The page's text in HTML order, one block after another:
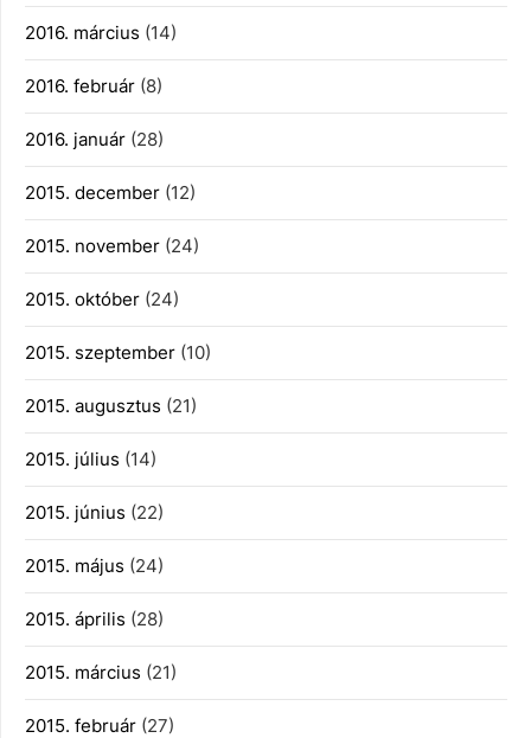
2016. március (14)
2016. február (8)
2016. január (28)
2015. december (12)
2015. november (24)
2015. október (24)
2015. szeptember (10)
2015. augusztus (21)
2015. július (14)
2015. június (22)
2015. május (24)
2015. április (28)
2015. március (21)
2015. február (27)